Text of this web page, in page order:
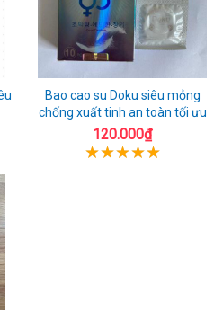
Bao cao su Doku siêu mỏng
chống xuất tinh an toàn tối ưu
120.000₫